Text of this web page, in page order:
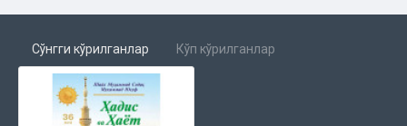
Сўнгги кўрилганлар Кўп кўрилганлар